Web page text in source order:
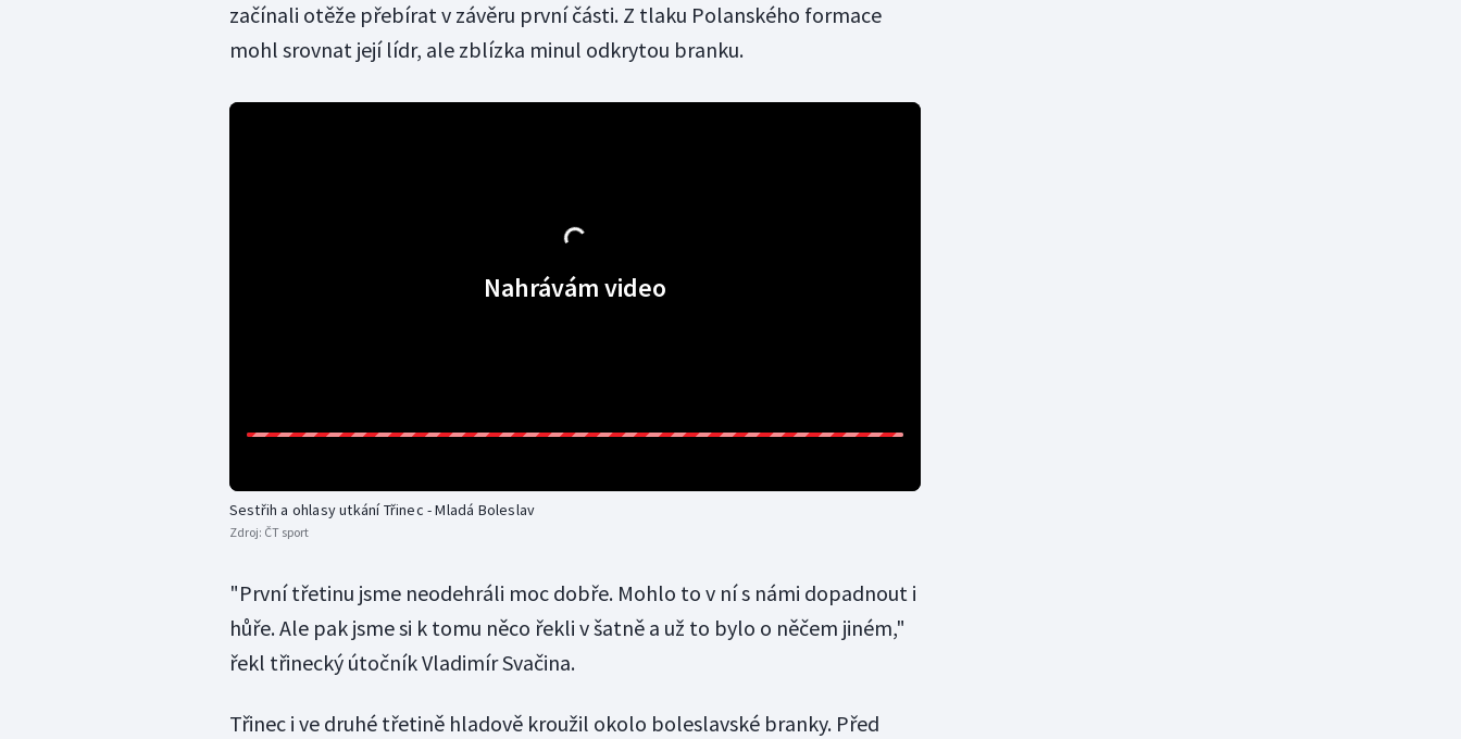
začínali otěže přebírat v závěru první části. Z tlaku Polanského formace
mohl srovnat její lídr, ale zblízka minul odkrytou branku.
Nahrávám video
Sestřih a ohlasy utkání Třinec - Mladá Boleslav
Zdroj: ČT sport
"První třetinu jsme neodehráli moc dobře. Mohlo to v ní s námi dopadnout i
hůře. Ale pak jsme si k tomu něco řekli v šatně a už to bylo o něčem jiném,"
řekl třinecký útočník Vladimír Svačina.
Třinec i ve druhé třetině hladově kroužil okolo boleslavské branky. Před